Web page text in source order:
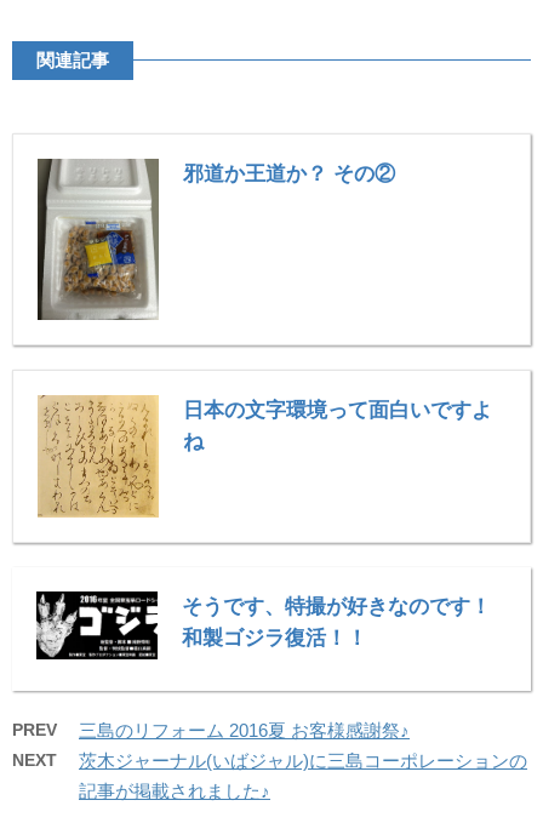
関連記事
邪道か王道か？ その②
日本の文字環境って面白いですよ
ね
そうです、特撮が好きなのです！
和製ゴジラ復活！！
PREV 三島のリフォーム 2016夏 お客様感謝祭♪
NEXT
茨木ジャーナル(いばジャル)に三島コーポレーションの
記事が掲載されました♪